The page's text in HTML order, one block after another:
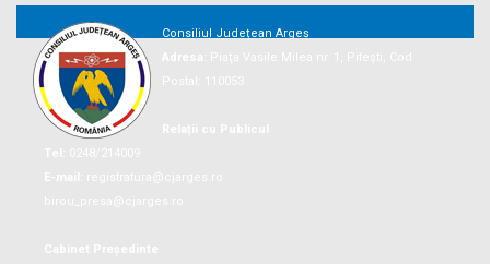
Consiliul Județean Argeș